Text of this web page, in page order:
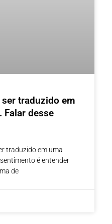
traduzido em
Falar desse
traduzido em uma
é entender
de